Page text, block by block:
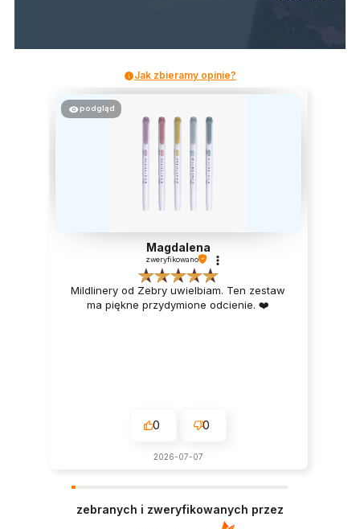
Jak zbieramy opinie?
podgląd
Magdalena
zweryfikowano
Mildlinery od Zebry uwielbiam. Ten zestaw
ma piękne przydymione odcienie. ❤️
0 0
2026-07-07
zebranych i zweryfikowanych przez